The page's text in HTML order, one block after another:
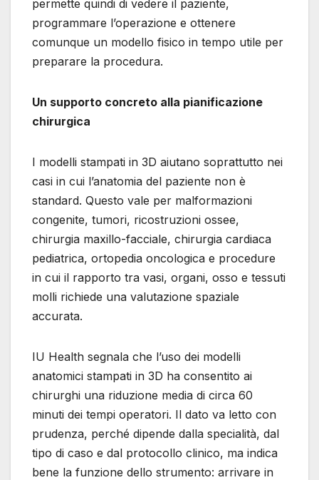
permette quindi di vedere il paziente,
programmare l’operazione e ottenere
comunque un modello fisico in tempo utile per
preparare la procedura.
Un supporto concreto alla pianificazione
chirurgica
I modelli stampati in 3D aiutano soprattutto nei
casi in cui l’anatomia del paziente non è
standard. Questo vale per malformazioni
congenite, tumori, ricostruzioni ossee,
chirurgia maxillo-facciale, chirurgia cardiaca
pediatrica, ortopedia oncologica e procedure
in cui il rapporto tra vasi, organi, osso e tessuti
molli richiede una valutazione spaziale
accurata.
IU Health segnala che l’uso dei modelli
anatomici stampati in 3D ha consentito ai
chirurghi una riduzione media di circa 60
minuti dei tempi operatori. Il dato va letto con
prudenza, perché dipende dalla specialità, dal
tipo di caso e dal protocollo clinico, ma indica
bene la funzione dello strumento: arrivare in